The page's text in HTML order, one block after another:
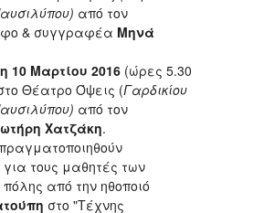
από τον
& συγγραφέα Μηνά
10 Μαρτίου 2016 (ώρες 5.30
Θέατρο Όψεις (Γαρδικίου
από τον
Χατζάκη.
τους μαθητές των
από την ηθοποιό
στο "Τέχνης